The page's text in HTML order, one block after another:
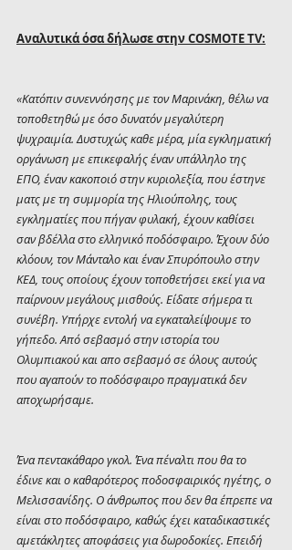
Αναλυτικά όσα δήλωσε στην COSMOTE TV:
«Κατόπιν συνεννόησης με τον Μαρινάκη, θέλω να
τοποθετηθώ με όσο δυνατόν μεγαλύτερη
ψυχραιμία. Δυστυχώς καθε μέρα, μία εγκληματική
οργάνωση με επικεφαλής έναν υπάλληλο της
ΕΠΟ, έναν κακοποιό στην κυριολεξία, που έστηνε
ματς με τη συμμορία της Ηλιούπολης, τους
εγκληματίες που πήγαν φυλακή, έχουν καθίσει
σαν βδέλλα στο ελληνικό ποδόσφαιρο. Έχουν δύο
κλόουν, τον Μάνταλο και έναν Σπυρόπουλο στην
ΚΕΔ, τους οποίους έχουν τοποθετήσει εκεί για να
παίρνουν μεγάλους μισθούς. Είδατε σήμερα τι
συνέβη. Υπήρχε εντολή να εγκαταλείψουμε το
γήπεδο. Από σεβασμό στην ιστορία του
Ολυμπιακού και απο σεβασμό σε όλους αυτούς
που αγαπούν το ποδόσφαιρο πραγματικά δεν
αποχωρήσαμε.
Ένα πεντακάθαρο γκολ. Ένα πέναλτι που θα το
έδινε και ο καθαρότερος ποδοσφαιρικός ηγέτης, ο
Μελισσανίδης. Ο άνθρωπος που δεν θα έπρεπε να
είναι στο ποδόσφαιρο, καθώς έχει καταδικαστικές
αμετάκλητες αποφάσεις για δωροδοκίες. Επειδή